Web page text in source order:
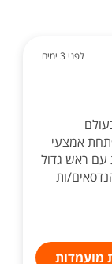
לפני 3 ימים
אמצעי
עם ראש גדול
ות
מועמדות